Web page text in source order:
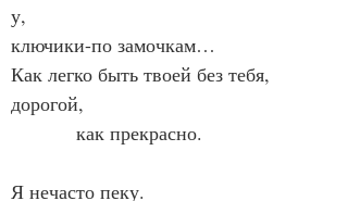
у,
ключики-по замочкам…
Как легко быть твоей без тебя,
дорогой,
            как прекрасно.
Я нечасто пеку.